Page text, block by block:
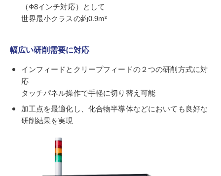
（Φ8インチ対応）として
世界最小クラスの約0.9m²
幅広い研削需要に対応
インフィードとクリープフィードの２つの研削方式に対
応
タッチパネル操作で手軽に切り替え可能
加工点を最適化し、化合物半導体などにおいても良好な
研削結果を実現